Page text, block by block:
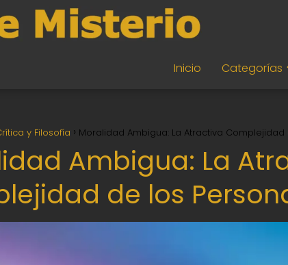
Inicio Categorías
y Filosofía Moralidad Ambigua: La Atractiva
Ambigua: La
de los